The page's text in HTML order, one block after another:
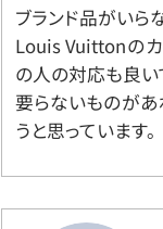
ブランド品がいら
Louis Vuittonの
の人の対応も良い
要らないものがあ
うと思っています。